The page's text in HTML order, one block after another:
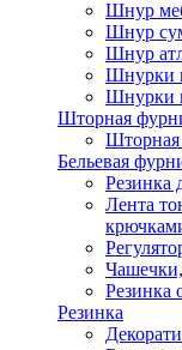
Шнур
Шнур
Шнур
Шнурки
Шнурки
Шторная
Шторная
Бельевая
Резинка
Лента
Резинка
Резинка